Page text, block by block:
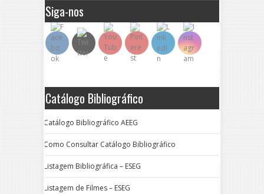
Siga-nos
Catálogo Bibliográfico
Catálogo Bibliográfico AEEG
Como Consultar Catálogo Bibliográfico
Listagem Bibliográfica – ESEG
Listagem de Filmes – ESEG